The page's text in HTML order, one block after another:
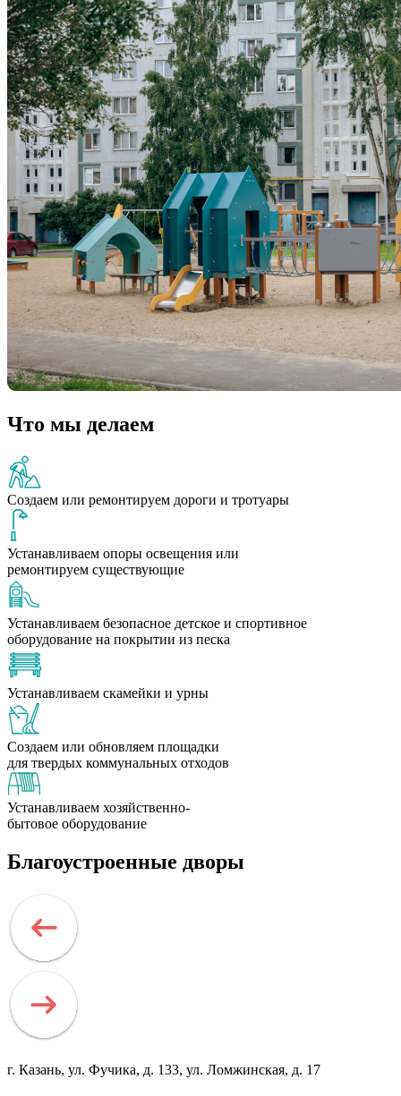
Что мы делаем
Создаем или ремонтируем дороги и тротуары
Устанавливаем опоры освещения или
ремонтируем существующие
Устанавливаем безопасное детское и спортивное
оборудование на покрытии из песка
Устанавливаем скамейки и урны
Создаем или обновляем площадки
для твердых коммунальных отходов
Устанавливаем хозяйственно-
бытовое оборудование
Благоустроенные дворы
г. Казань, ул. Фучика, д. 133, ул. Ломжинская, д. 17